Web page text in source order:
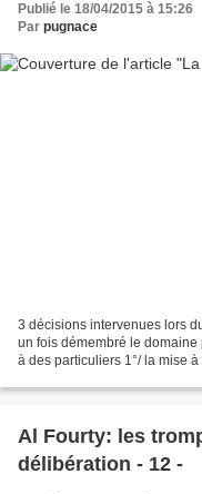
Publié le 18/04/2015 à 15:26
Par pugnace
3 décisions intervenues lors
un fois démembré le
à des particuliers 1°/ la mise
Al Fourty: les
délibération - 12 -